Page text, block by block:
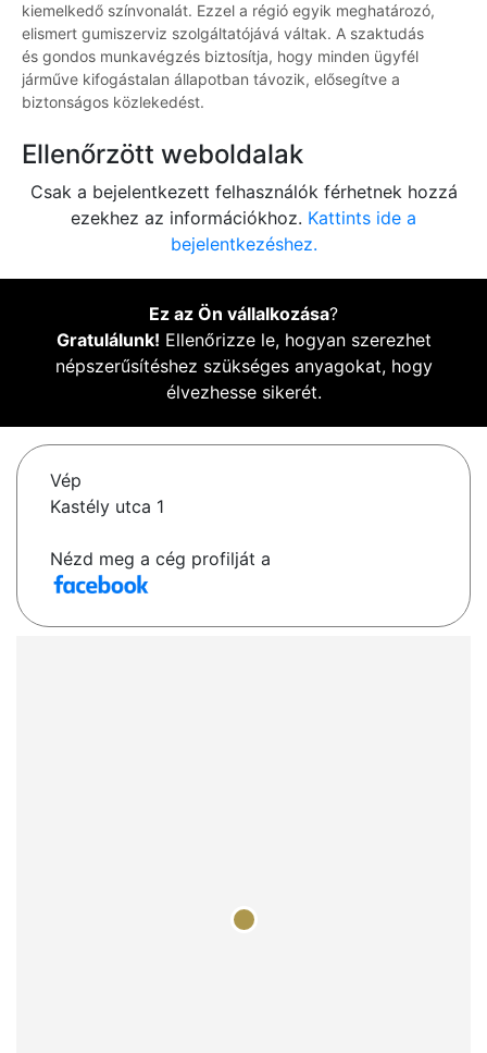
kiemelkedő színvonalát. Ezzel a régió egyik meghatározó,
elismert gumiszerviz szolgáltatójává váltak. A szaktudás
és gondos munkavégzés biztosítja, hogy minden ügyfél
járműve kifogástalan állapotban távozik, elősegítve a
biztonságos közlekedést.
Ellenőrzött weboldalak
Csak a bejelentkezett felhasználók férhetnek hozzá
ezekhez az információkhoz. Kattints ide a
bejelentkezéshez.
Ez az Ön vállalkozása?
Gratulálunk! Ellenőrizze le, hogyan szerezhet
népszerűsítéshez szükséges anyagokat, hogy
élvezhesse sikerét.
Vép
Kastély utca 1
Nézd meg a cég profilját a